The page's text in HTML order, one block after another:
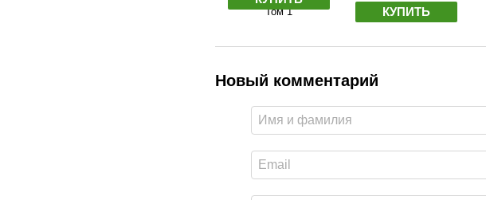
КУПИТЬ
Новый комментарий